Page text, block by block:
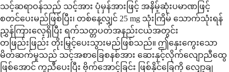
သင့်ဆရာဝန်သည် သင့်အား ပုံမှန်အားဖြင့် အနိမ့်ဆုံးပမာဏဖြင့်
စတင်ပေးမည်ဖြစ်ပြီး၊ တစ်နေ့လျှင် 25 mg သုံးကြိမ် သောက်သုံးရန်
ညွှန်ကြားလေ့ရှိပြီး ရက်သတ္တပတ်အနည်းငယ်အတွင်း
တဖြည်းဖြည်း တိုးမြှင့်ပေးသွားမည်ဖြစ်သည်။ ဤနှေးကွေးသော
မိတ်ဆက်မှုသည် သင့်အစာခြေစနစ်အား ဆေးနှင့်လိုက်လျောညီထွေ
ဖြစ်အောင် ကူညီပေးပြီး ဗိုက်အောင့်ခြင်း ဖြစ်နိုင်ခြေကို လျှော့ချ